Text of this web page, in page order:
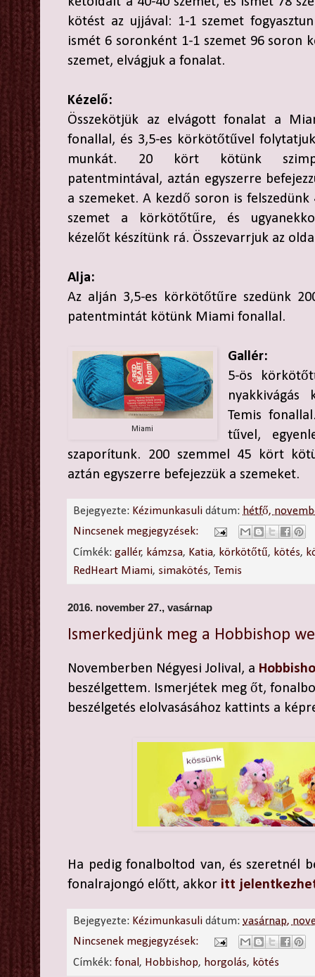
kötést az ujjával: 1-1 szemet
ismét 6 soronként 1-1 szemet 96 soron
szemet, elvágjuk a fonalat.
Kézelő:
Összekötjük az elvágott fonalat a
fonallal, és 3,5-es körkötőtűvel
munkát. 20 kört kötünk
patentmintával, aztán egyszerre
a szemeket. A kezdő soron is felszedünk
szemet a körkötőtűre, és
kézelőt készítünk rá. Összevarrjuk az
Alja:
Az alján 3,5-es körkötőtűre szedünk
patentmintát kötünk Miami fonallal.
Miami
Gallér:
5-ös
Temis
tűvel,
szaporítunk. 200 szemmel 45 kört
aztán egyszerre befejezzük a szemeket.
Bejegyezte: Kézimunkasuli dátum: hétfő,
Nincsenek megjegyzések:
Címkék:gallér, kámzsa, Katia, körkötőtű, kötés,
RedHeart Miami, simakötés,Temis
2016. november 27., vasárnap
Ismerkedjünk meg a Hobbishop
Novemberben Négyesi Jolival, a
beszélgettem. Ismerjétek meg őt,
beszélgetés elolvasásához kattints a
Ha pedig fonalboltod van, és szeretnél
fonalrajongó előtt, akkor itt
Bejegyezte: Kézimunkasuli dátum:vasárnap,
Nincsenek megjegyzések:
Címkék:fonal , Hobbishop, horgolás, kötés